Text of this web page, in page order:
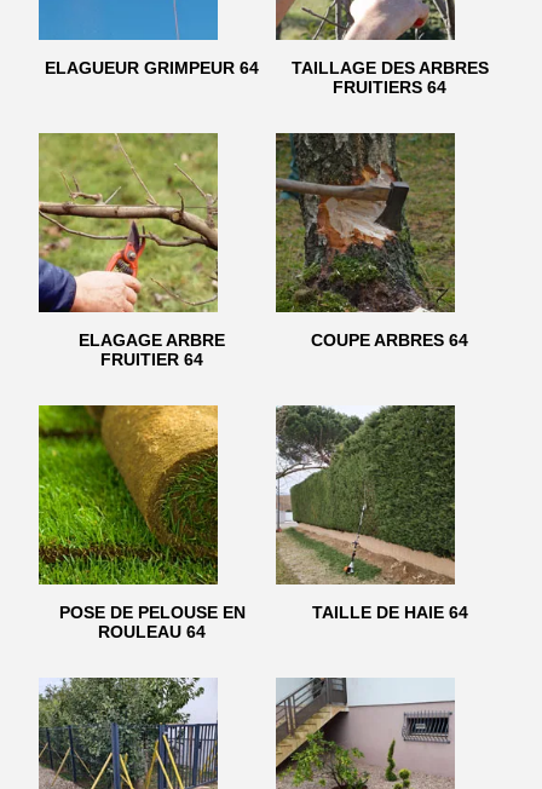
ELAGUEUR GRIMPEUR 64
TAILLAGE DES ARBRES
FRUITIERS 64
ELAGAGE ARBRE
FRUITIER 64
COUPE ARBRES 64
POSE DE PELOUSE EN
ROULEAU 64
TAILLE DE HAIE 64